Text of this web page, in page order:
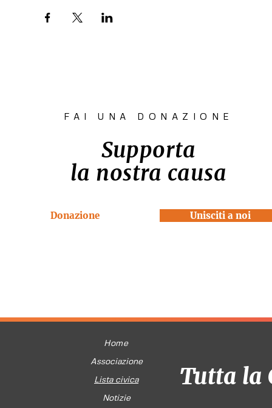
FAI UNA DONAZIONE
Supporta
la nostra causa
Donazione Unisciti a noi
Home
Associazione
Lista civica
Notizie
Tutta la